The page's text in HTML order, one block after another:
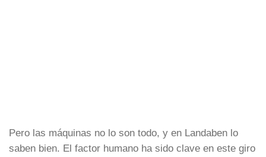
Pero las máquinas no lo son todo, y en Landaben lo
saben bien. El factor humano ha sido clave en este giro